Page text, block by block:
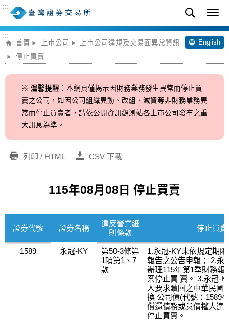
:::
:::
首頁 上市公司
上市公司違規及交易面異常資訊
停止買賣
English
※ 溫馨提醒 ：本網頁僅揭示因財務業務發生異常而停止買
賣之公司，如因公司組織異動、改組、減資等非財務業務異
常而停止買賣者，請依公開資訊觀測站各上市公司發布之重
大訊息為準。
列印 / HTML CSV 下載
115年08月08日 停止買賣
證券代號 證券名稱
違反營業細
則條款
停止買
1589 永冠-KY
第50-3條第
1項第1、7
款
1.永冠-KY未依規定期
報告之公告申報； 2.永
辦理115年第1季財務報
案停止買 賣。 3.永冠-
人要求贖回之中華民國
換 公司債(代號：
償還債務或與債權人達
停止買賣。